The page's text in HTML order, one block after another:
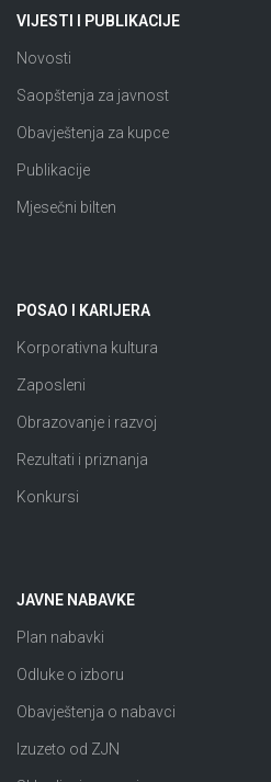
VIJESTI I PUBLIKACIJE
Novosti
Saopštenja za javnost
Obavještenja za kupce
Publikacije
Mjesečni bilten
POSAO I KARIJERA
Korporativna kultura
Zaposleni
Obrazovanje i razvoj
Rezultati i priznanja
Konkursi
JAVNE NABAVKE
Plan nabavki
Odluke o izboru
Obavještenja o nabavci
Izuzeto od ZJN